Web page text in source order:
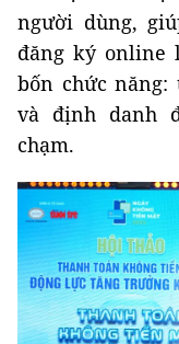
người dùng,
đăng ký online
bốn chức
và định danh
chạm.